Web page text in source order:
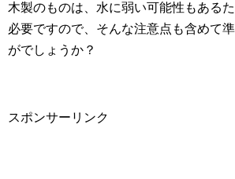
木製のものは、水に弱い可能性もある
必要ですので、そんな注意点も含めて
がでしょうか？
スポンサーリンク